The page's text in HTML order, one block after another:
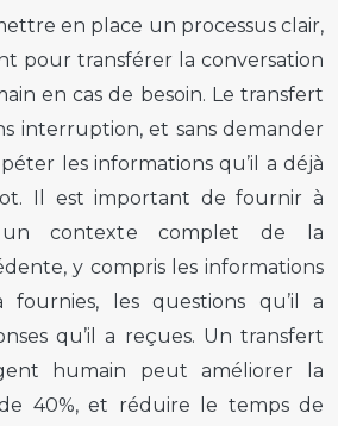
en place un processus clair,
pour transférer la conversation
en cas de besoin. Le transfert
interruption, et sans demander
les informations qu’il a déjà
Il est important de fournir à
un contexte complet de la
y compris les informations
fournies, les questions qu’il a
qu’il a reçues. Un transfert
humain peut améliorer la
40%, et réduire le temps de